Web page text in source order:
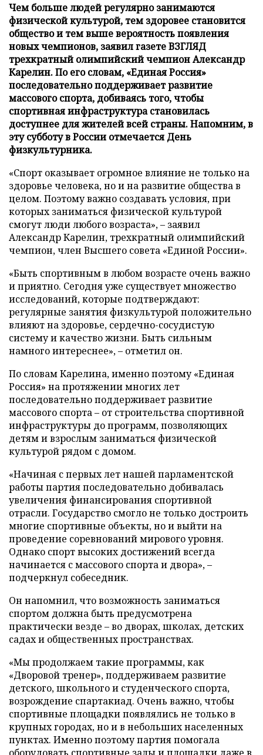
Чем больше людей регулярно занимаются
физической культурой, тем здоровее становится
общество и тем выше вероятность появления
новых чемпионов, заявил газете ВЗГЛЯД
трехкратный олимпийский чемпион Александр
Карелин. По его словам, «Единая Россия»
последовательно поддерживает развитие
массового спорта, добиваясь того, чтобы
спортивная инфраструктура становилась
доступнее для жителей всей страны. Напомним, в
эту субботу в России отмечается День
физкультурника.
«Спорт оказывает огромное влияние не только на
здоровье человека, но и на развитие общества в
целом. Поэтому важно создавать условия, при
которых заниматься физической культурой
смогут люди любого возраста», – заявил
Александр Карелин, трехкратный олимпийский
чемпион, член Высшего совета «Единой России».
«Быть спортивным в любом возрасте очень важно
и приятно. Сегодня уже существует множество
исследований, которые подтверждают:
регулярные занятия физкультурой положительно
влияют на здоровье, сердечно-сосудистую
систему и качество жизни. Быть сильным
намного интереснее», – отметил он.
По словам Карелина, именно поэтому «Единая
Россия» на протяжении многих лет
последовательно поддерживает развитие
массового спорта – от строительства спортивной
инфраструктуры до программ, позволяющих
детям и взрослым заниматься физической
культурой рядом с домом.
«Начиная с первых лет нашей парламентской
работы партия последовательно добивалась
увеличения финансирования спортивной
отрасли. Государство смогло не только достроить
многие спортивные объекты, но и выйти на
проведение соревнований мирового уровня.
Однако спорт высоких достижений всегда
начинается с массового спорта и двора», –
подчеркнул собеседник.
Он напомнил, что возможность заниматься
спортом должна быть предусмотрена
практически везде – во дворах, школах, детских
садах и общественных пространствах.
«Мы продолжаем такие программы, как
«Дворовой тренер», поддерживаем развитие
детского, школьного и студенческого спорта,
возрождение спартакиад. Очень важно, чтобы
спортивные площадки появлялись не только в
крупных городах, но и в небольших населенных
пунктах. Именно поэтому партия помогала